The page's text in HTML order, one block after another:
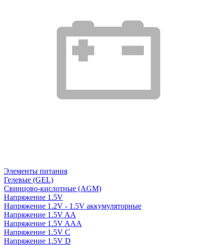
Элементы питания
Гелевые (GEL)
Свинцово-кислотные (AGM)
Напряжение 1.5V
Напряжение 1.2V - 1.5V аккумуляторные
Напряжение 1.5V AA
Напряжение 1.5V AAA
Напряжение 1.5V C
Напряжение 1.5V D